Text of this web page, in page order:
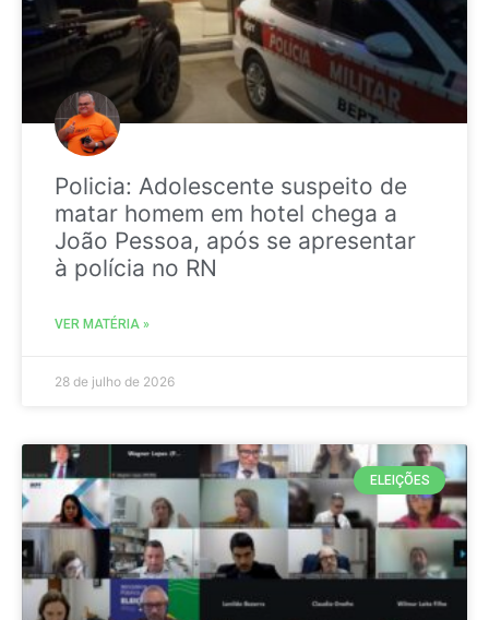
Policia: Adolescente suspeito de
matar homem em hotel chega a
João Pessoa, após se apresentar
à polícia no RN
VER MATÉRIA »
28 de julho de 2026
ELEIÇÕES